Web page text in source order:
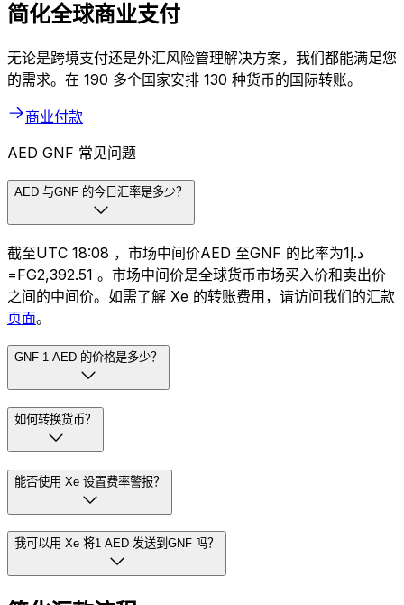
简化全球商业支付
无论是跨境支付还是外汇风险管理解决方案，我们都能满足您
的需求。在 190 多个国家安排 130 种货币的国际转账。
商业付款
AED GNF 常见问题
AED 与GNF 的今日汇率是多少？
截至UTC 18:08 ，市场中间价AED 至GNF 的比率为د.إ1
=FG2,392.51 。市场中间价是全球货币市场买入价和卖出价
之间的中间价。如需了解 Xe 的转账费用，请访问我们的汇款
页面。
GNF 1 AED 的价格是多少？
如何转换货币？
能否使用 Xe 设置费率警报？
我可以用 Xe 将1 AED 发送到GNF 吗？